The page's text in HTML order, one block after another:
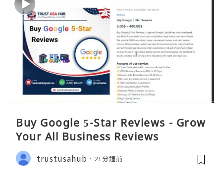
Buy Google 5-Star Reviews - Grow
Your All Business Reviews
trustusahub 21分鐘前